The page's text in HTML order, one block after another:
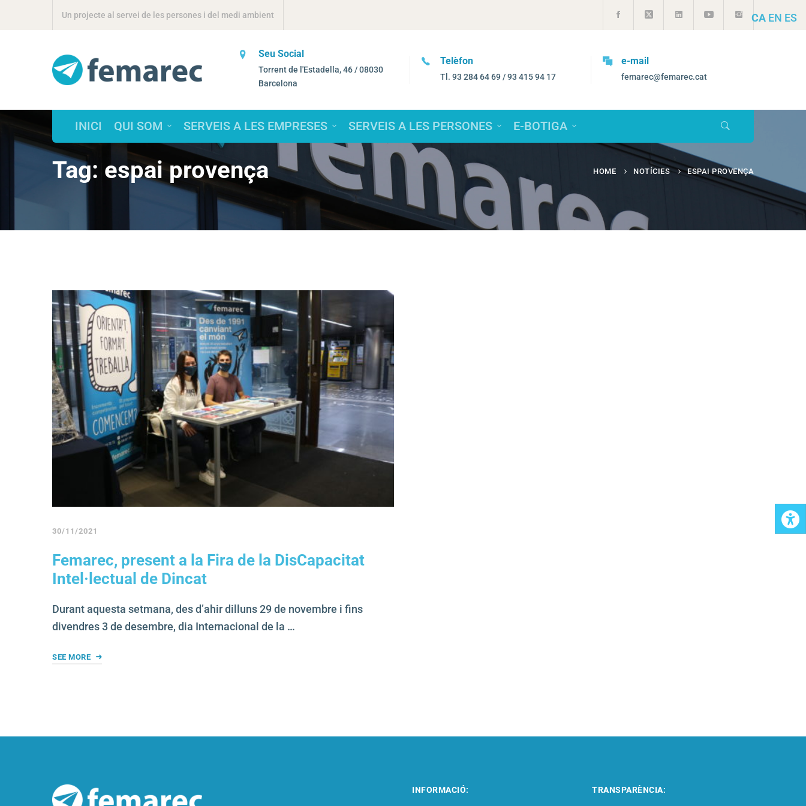
Un projecte al servei de les persones i del medi ambient
Vols treballar amb nosaltres?
selecciorrhh@femarec.cat
Seu Social
Torrent de l'Estadella, 46 / 08030
Barcelona
Telèfon
Tl. 93 284 64 69 / 93 415 94 17
e-mail
femarec@femarec.cat
INICI QUI SOM SERVEIS A LES EMPRESES SERVEIS A LES PERSONES E-BOTIGA
Tag: espai provença HOME NOTÍCIES ESPAI PROVENÇA
30/11/2021
Femarec, present a la Fira de la DisCapacitat
Intel·lectual de Dincat
Durant aquesta setmana, des d’ahir dilluns 29 de novembre i fins
divendres 3 de desembre, dia Internacional de la …
SEE MORE
INFORMACIÓ: TRANSPARÈNCIA:
CA EN ES